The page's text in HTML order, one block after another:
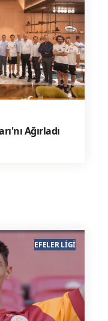
Ağırladı
EFELER LIGI